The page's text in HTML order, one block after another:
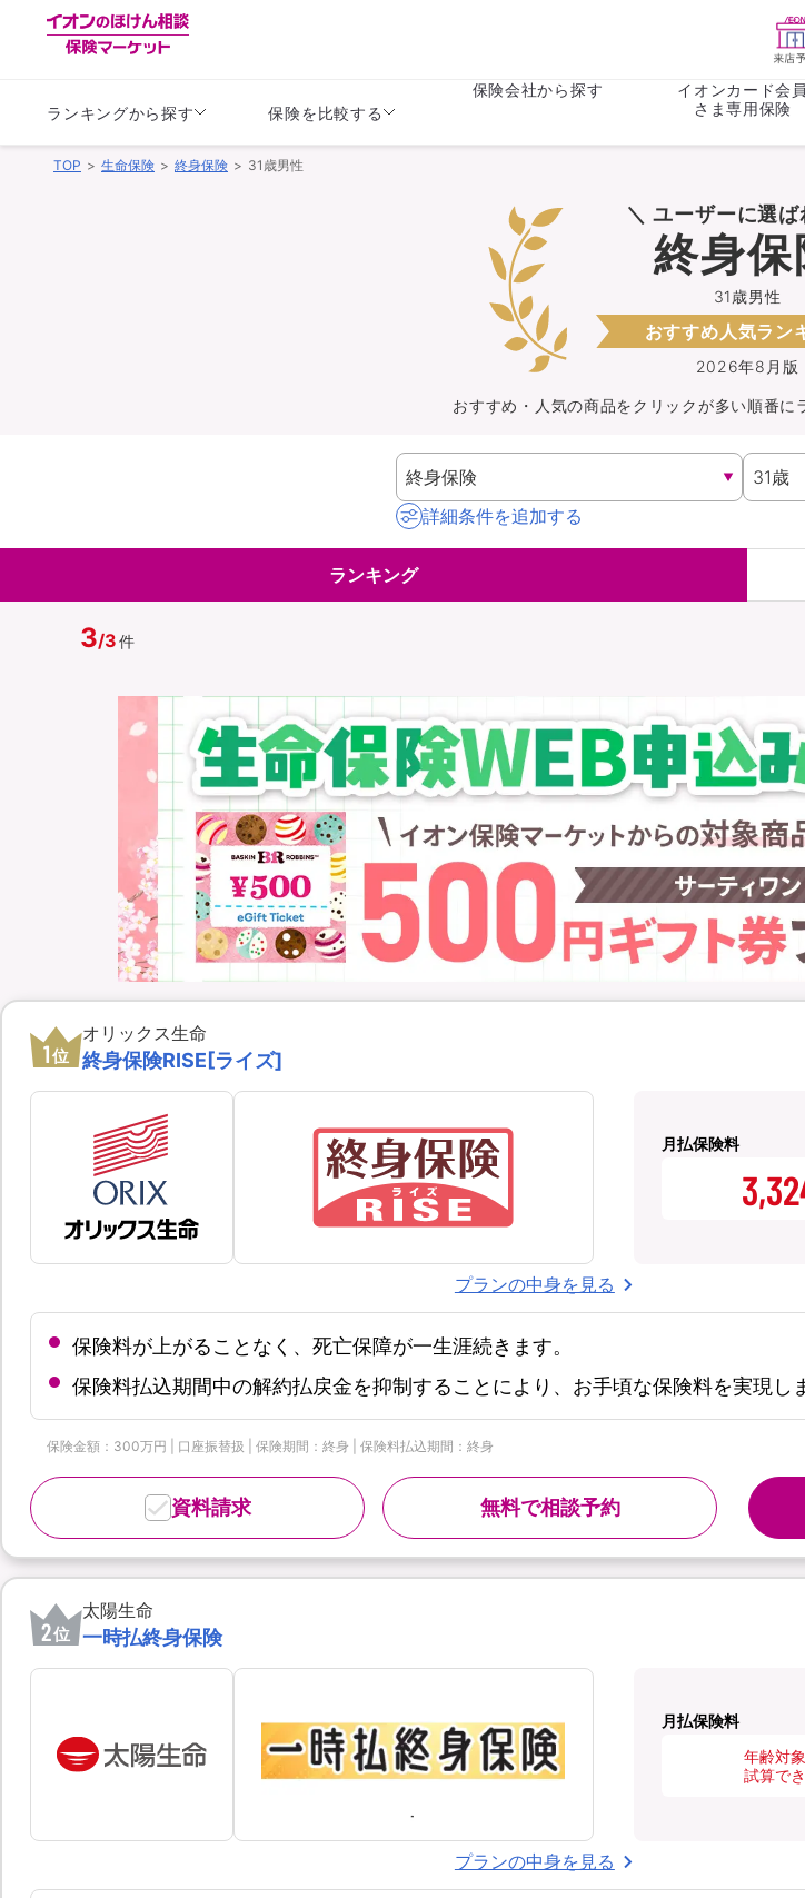
ランキングから探す
がん保険
持病がある方向け
バイク保険
ペット保険
スマホ保険
イオンカード会員さま
専用保険（損害保険）
WAON POINT還元型保
保険を比較する
がん保険
収入保障保険
保険会社から探す
イオンカード会員
さま専用保険
ライフステージ
TOP 生命保険 終身保険 31歳男性
＼ ユーザーに選ば
2026年8月版
31歳男性
終身保
おすすめ人気ラン
おすすめ・人気の商品をクリックが多い順番に
詳細条件を追加する
ランキング
3/3件
1位
オリックス生命
終身保険RISE[ライズ]
月払保険料
プランの中身を見る
保険料が上がることなく、死亡保障が一生涯続きます。
保険料払込期間中の解約払戻金を抑制することにより、お手頃な保険料を実現し
保険金額：300万円 | 口座振替扱 | 保険期間：終身 | 保険料払込期間：終身
無料で相談予約
資料請求
2位
太陽生命
一時払終身保険
月払保険料
年齢対
試算で
プランの中身を見る